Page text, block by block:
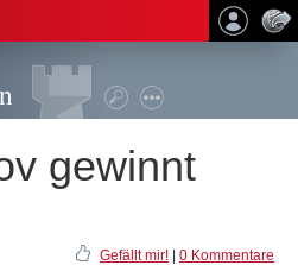
gewinnt
Gefällt mir! 0 Kommentare